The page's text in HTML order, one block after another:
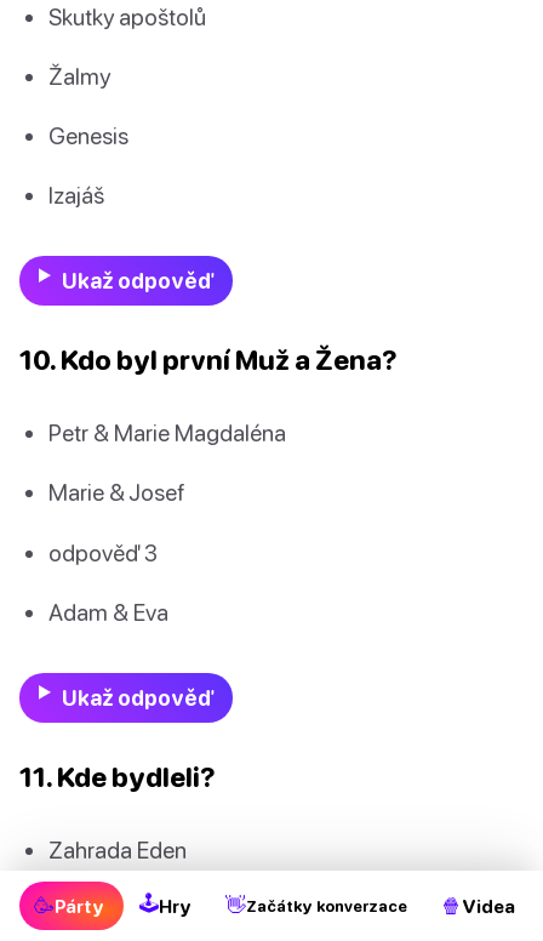
Skutky apoštolů
Žalmy
Genesis
Izajáš
Ukaž odpověď
10. Kdo byl první Muž a Žena?
Petr & Marie Magdaléna
Marie & Josef
odpověď 3
Adam & Eva
Ukaž odpověď
11. Kde bydleli?
Zahrada Eden
Zahrada Evy
🥳Párty 🕹Hry 👋Začátky konverzace 🍿 Videa